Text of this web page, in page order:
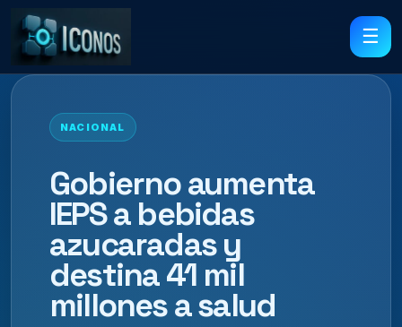
☰
NACIONAL
Gobierno aumenta
IEPS a bebidas
azucaradas y
destina 41 mil
millones a salud